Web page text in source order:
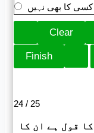
کسی کا بھی نہیں
24 / 25
قول ہے ان کا